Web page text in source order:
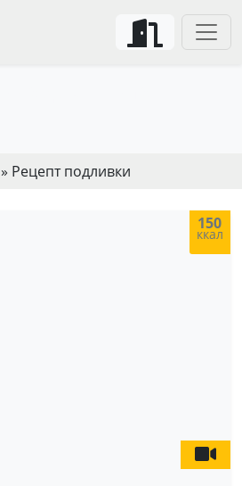
» Рецепт подливки
150
ккал